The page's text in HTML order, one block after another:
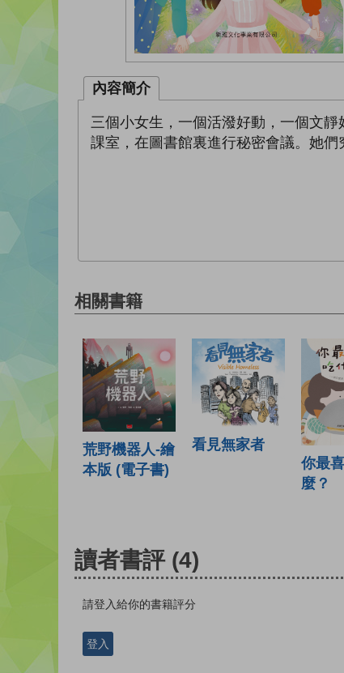
內容簡介
三個小女生，一個活潑好動，一個文
課室，在圖書館裏進行秘密會議。她
相關書籍
荒野機器人-繪
本版 (電子書)
看見無家者
你最
麼？
讀者書評 (4)
請登入給你的書籍評分
登入